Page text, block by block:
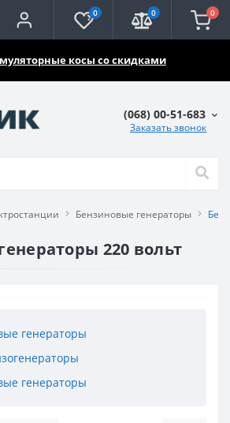
косы со скидками
0 0 0
(068) 00-51-683
Заказать звонок
Бензиновые генераторы
220 вольт
генераторы
генераторы